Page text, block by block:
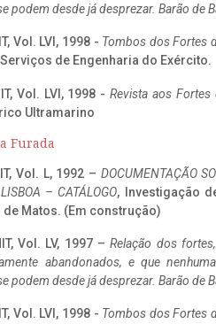
podem desde já desprezar. Barão de
Vol. LVI, 1998 - Tombos dos Fortes
de Engenharia do Exército.
Vol. LVI, 1998 -Revista aos
Ultramarino
Furada
Vol. L, 1992 – DOCUMENTAÇÃO
– CATÁLOGO, Investigação
Matos. (Em construção)
Vol. LV, 1997 –Relação dos
abandonados, e que
podem desde já desprezar. Barão de
Vol. LVI, 1998 - Tombos dos Fortes